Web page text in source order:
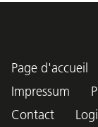
Page d'accueil
Impressum
Contact